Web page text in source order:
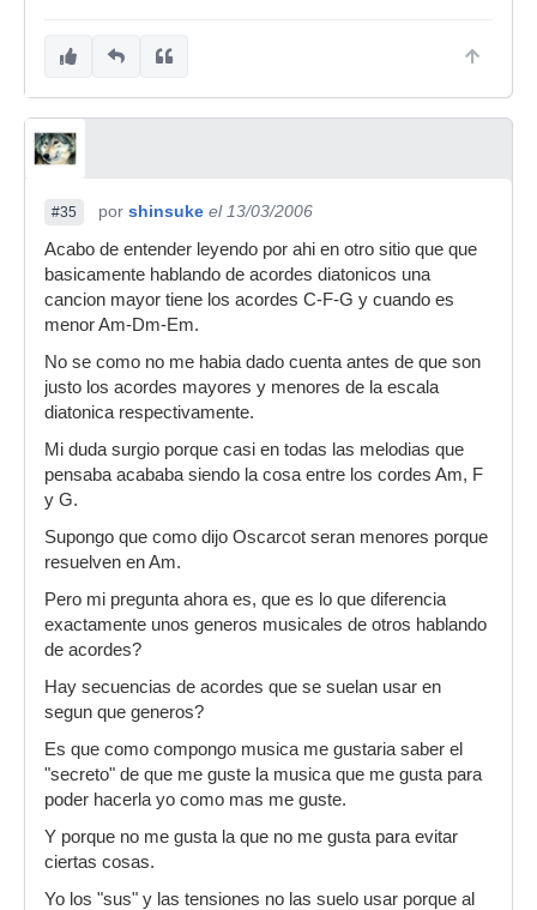
#35 por shinsuke el 13/03/2006
Acabo de entender leyendo por ahi en otro sitio que que
basicamente hablando de acordes diatonicos una
cancion mayor tiene los acordes C-F-G y cuando es
menor Am-Dm-Em.
No se como no me habia dado cuenta antes de que son
justo los acordes mayores y menores de la escala
diatonica respectivamente.
Mi duda surgio porque casi en todas las melodias que
pensaba acababa siendo la cosa entre los cordes Am, F
y G.
Supongo que como dijo Oscarcot seran menores porque
resuelven en Am.
Pero mi pregunta ahora es, que es lo que diferencia
exactamente unos generos musicales de otros hablando
de acordes?
Hay secuencias de acordes que se suelan usar en
segun que generos?
Es que como compongo musica me gustaria saber el
"secreto" de que me guste la musica que me gusta para
poder hacerla yo como mas me guste.
Y porque no me gusta la que no me gusta para evitar
ciertas cosas.
Yo los "sus" y las tensiones no las suelo usar porque al